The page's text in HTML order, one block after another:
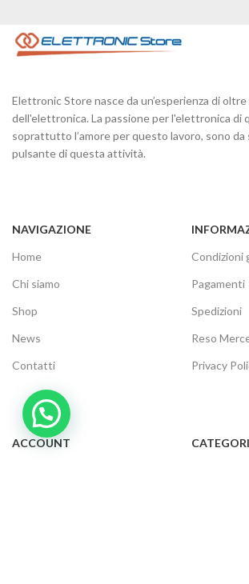
Elettronic Store nasce da un’esperienza di
dell'elettronica. La passione per l'elettronica di
soprattutto l’amore per questo lavoro, sono da
pulsante di questa attività.
NAVIGAZIONE
Home
Chi siamo
Shop
News
Contatti
Condizioni
Pagamenti
Spedizioni
Reso
Privacy
ACCOUNT